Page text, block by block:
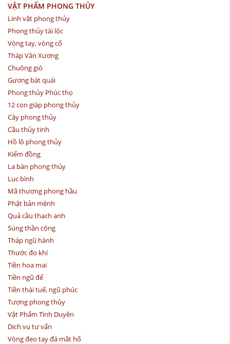
VẬT PHẨM PHONG THỦY
Linh vật phong thủy
Phong thủy tài lộc
Vòng tay, vòng cổ
Tháp Văn Xương
Chuông gió
Gương bát quái
Phong thủy Phúc thọ
12 con giáp phong thủy
Cây phong thủy
Cầu thủy tinh
Hồ lô phong thủy
Kiếm đồng
La bàn phong thủy
Lục bình
Mã thượng phong hầu
Phật bản mệnh
Quả cầu thạch anh
Súng thần công
Tháp ngũ hành
Thước đo khí
Tiền hoa mai
Tiền ngũ đế
Tiền thái tuế, ngũ phúc
Tượng phong thủy
Vật Phẩm Tình Duyên
Dịch vụ tư vấn
Vòng đeo tay đá mắt hổ